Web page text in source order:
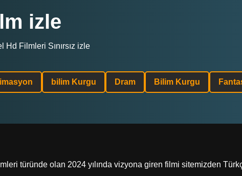
izle
Hd Filmleri Sınırsız izle
bilim Kurgu Dram Bilim Kurgu
türünde olan 2024 yılında vizyona giren filmi sitemizden